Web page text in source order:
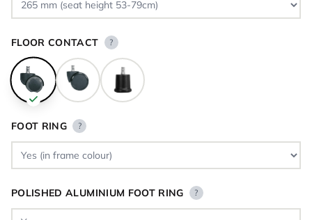
FLOOR CONTACT ?
FOOT RING ?
POLISHED ALUMINIUM FOOT RING ?